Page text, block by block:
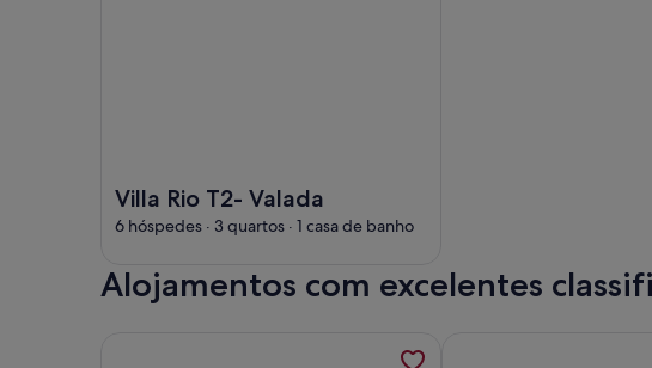
Villa Rio T2- Valada
6 hóspedes · 3 quartos · 1 casa de banho
Alojamentos com excelentes
Mais informações sobre RENT4REST LISBON PARQUE DAS
Mais informações